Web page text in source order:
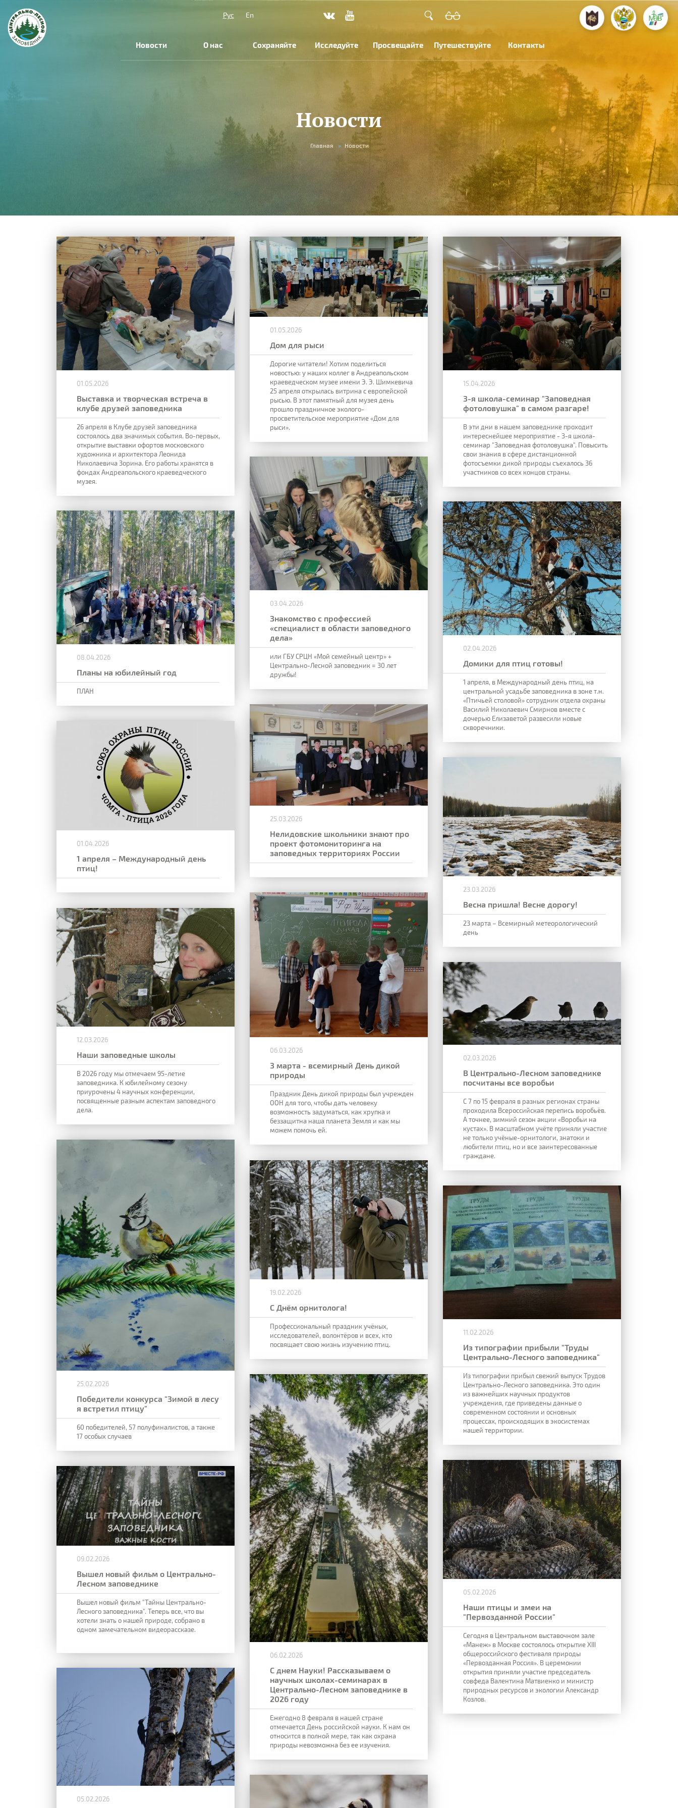
Рус En
Новости О нас Сохраняйте Исследуйте Просвещайте Путешествуйте Контакты
Новости
Главная » Новости
01.05.2026
Выставка и творческая встреча в
клубе друзей заповедника
26 апреля в Клубе друзей заповедника
состоялось два значимых события. Во-первых,
открытие выставки офортов московского
художника и архитектора Леонида
Николаевича Зорина. Его работы хранятся в
фондах Андреапольского краеведческого
музея.
01.05.2026
Дом для рыси
Дорогие читатели! Хотим поделиться
новостью: у наших коллег в Андреапольском
краеведческом музее имени Э. Э. Шимкевича
25 апреля открылась витрина с европейской
рысью. В этот памятный для музея день
прошло праздничное эколого-
просветительское мероприятие «Дом для
рыси».
15.04.2026
3-я школа-семинар "Заповедная
фотоловушка" в самом разгаре!
В эти дни в нашем заповеднике проходит
интереснейшее мероприятие - 3-я школа-
семинар "Заповедная фотоловушка". Повысить
свои знания в сфере дистанционной
фотосъемки дикой природы съехалось 36
участников со всех концов страны.
08.04.2026
Планы на юбилейный год
ПЛАН
03.04.2026
Знакомство с профессией
«специалист в области заповедного
дела»
или ГБУ СРЦН «Мой семейный центр» +
Центрально-Лесной заповедник = 30 лет
дружбы!
02.04.2026
Домики для птиц готовы!
1 апреля, в Международный день птиц, на
центральной усадьбе заповедника в зоне т.н.
«Птичьей столовой» сотрудник отдела охраны
Василий Николаевич Смирнов вместе с
дочерью Елизаветой развесили новые
скворечники.
01.04.2026
1 апреля – Международный день
птиц!
25.03.2026
Нелидовские школьники знают про
проект фотомониторинга на
заповедных территориях России
23.03.2026
Весна пришла! Весне дорогу!
23 марта – Всемирный метеорологический
день
12.03.2026
Наши заповедные школы
В 2026 году мы отмечаем 95-летие
заповедника. К юбилейному сезону
приурочены 4 научных конференции,
посвященные разным аспектам заповедного
дела.
06.03.2026
3 марта - всемирный День дикой
природы
Праздник День дикой природы был учрежден
ООН для того, чтобы дать человеку
возможность задуматься, как хрупка и
беззащитна наша планета Земля и как мы
можем помочь ей.
02.03.2026
В Центрально-Лесном заповеднике
посчитаны все воробьи
С 7 по 15 февраля в разных регионах страны
проходила Всероссийская перепись воробьёв.
А точнее, зимний сезон акции «Воробьи на
кустах». В масштабном учёте приняли участие
не только учёные-орнитологи, знатоки и
любители птиц, но и все заинтересованные
граждане.
25.02.2026
Победители конкурса "Зимой в лесу
я встретил птицу"
60 победителей, 57 полуфиналистов, а также
17 особых случаев
19.02.2026
С Днём орнитолога!
Профессиональный праздник учёных,
исследователей, волонтёров и всех, кто
посвящает свою жизнь изучению птиц.
11.02.2026
Из типографии прибыли "Труды
Центрально-Лесного заповедника"
Из типографии прибыл свежий выпуск Трудов
Центрально-Лесного заповедника. Это один
из важнейших научных продуктов
учреждения, где приведены данные о
современном состоянии и основных
процессах, происходящих в экосистемах
нашей территории.
09.02.2026
Вышел новый фильм о Центрально-
Лесном заповеднике
Вышел новый фильм "Тайны Центрально-
Лесного заповедника". Теперь все, что вы
хотели знать о нашей природе, собрано в
одном замечательном видеорассказе.
06.02.2026
С днем Науки! Рассказываем о
научных школах-семинарах в
Центрально-Лесном заповеднике в
2026 году
Ежегодно 8 февраля в нашей стране
отмечается День российской науки. К нам он
относится в полной мере, так как охрана
природы невозможна без ее изучения.
05.02.2026
Наши птицы и змеи на
"Первозданной России"
Сегодня в Центральном выставочном зале
«Манеж» в Москве состоялось открытие XIII
общероссийского фестиваля природы
«Первозданная Россия». В церемонии
открытия приняли участие председатель
совфеда Валентина Матвиенко и министр
природных ресурсов и экологии Александр
Козлов.
05.02.2026